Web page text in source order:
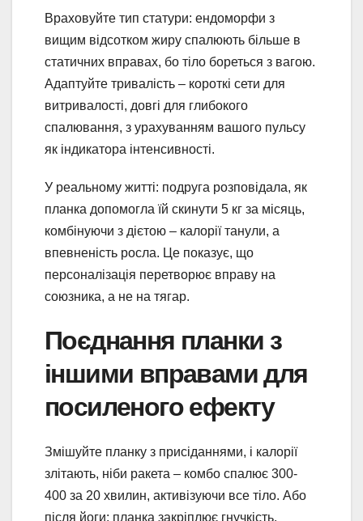
Враховуйте тип статури: ендоморфи з
вищим відсотком жиру спалюють більше в
статичних вправах, бо тіло бореться з вагою.
Адаптуйте тривалість – короткі сети для
витривалості, довгі для глибокого
спалювання, з урахуванням вашого пульсу
як індикатора інтенсивності.
У реальному житті: подруга розповідала, як
планка допомогла їй скинути 5 кг за місяць,
комбінуючи з дієтою – калорії танули, а
впевненість росла. Це показує, що
персоналізація перетворює вправу на
союзника, а не на тягар.
Поєднання планки з
іншими вправами для
посиленого ефекту
Змішуйте планку з присіданнями, і калорії
злітають, ніби ракета – комбо спалює 300-
400 за 20 хвилин, активізуючи все тіло. Або
після йоги: планка закріплює гнучкість,